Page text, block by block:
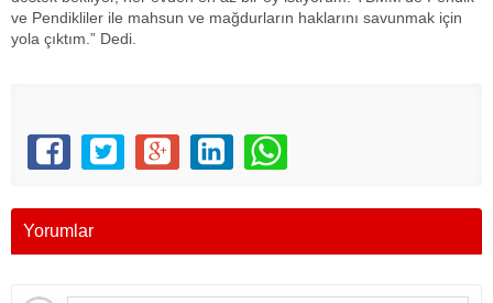
ve Pendikliler ile mahsun ve mağdurların haklarını savunmak için
yola çıktım.” Dedi.
Yorumlar